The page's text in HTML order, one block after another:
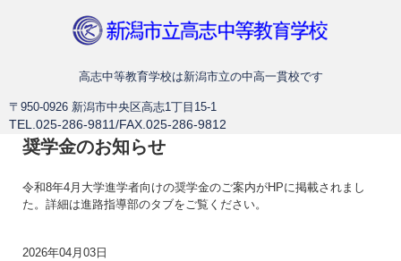
新潟市立高志中等教育学校
高志中等教育学校は新潟市立の中高一貫校です
〒950-0926 新潟市中央区高志1丁目15-1
TEL.025-286-9811/FAX.025-286-9812
奨学金のお知らせ
令和8年4月大学進学者向けの奨学金のご案内がHPに掲載されまし
た。詳細は進路指導部のタブをご覧ください。
2026年04月03日